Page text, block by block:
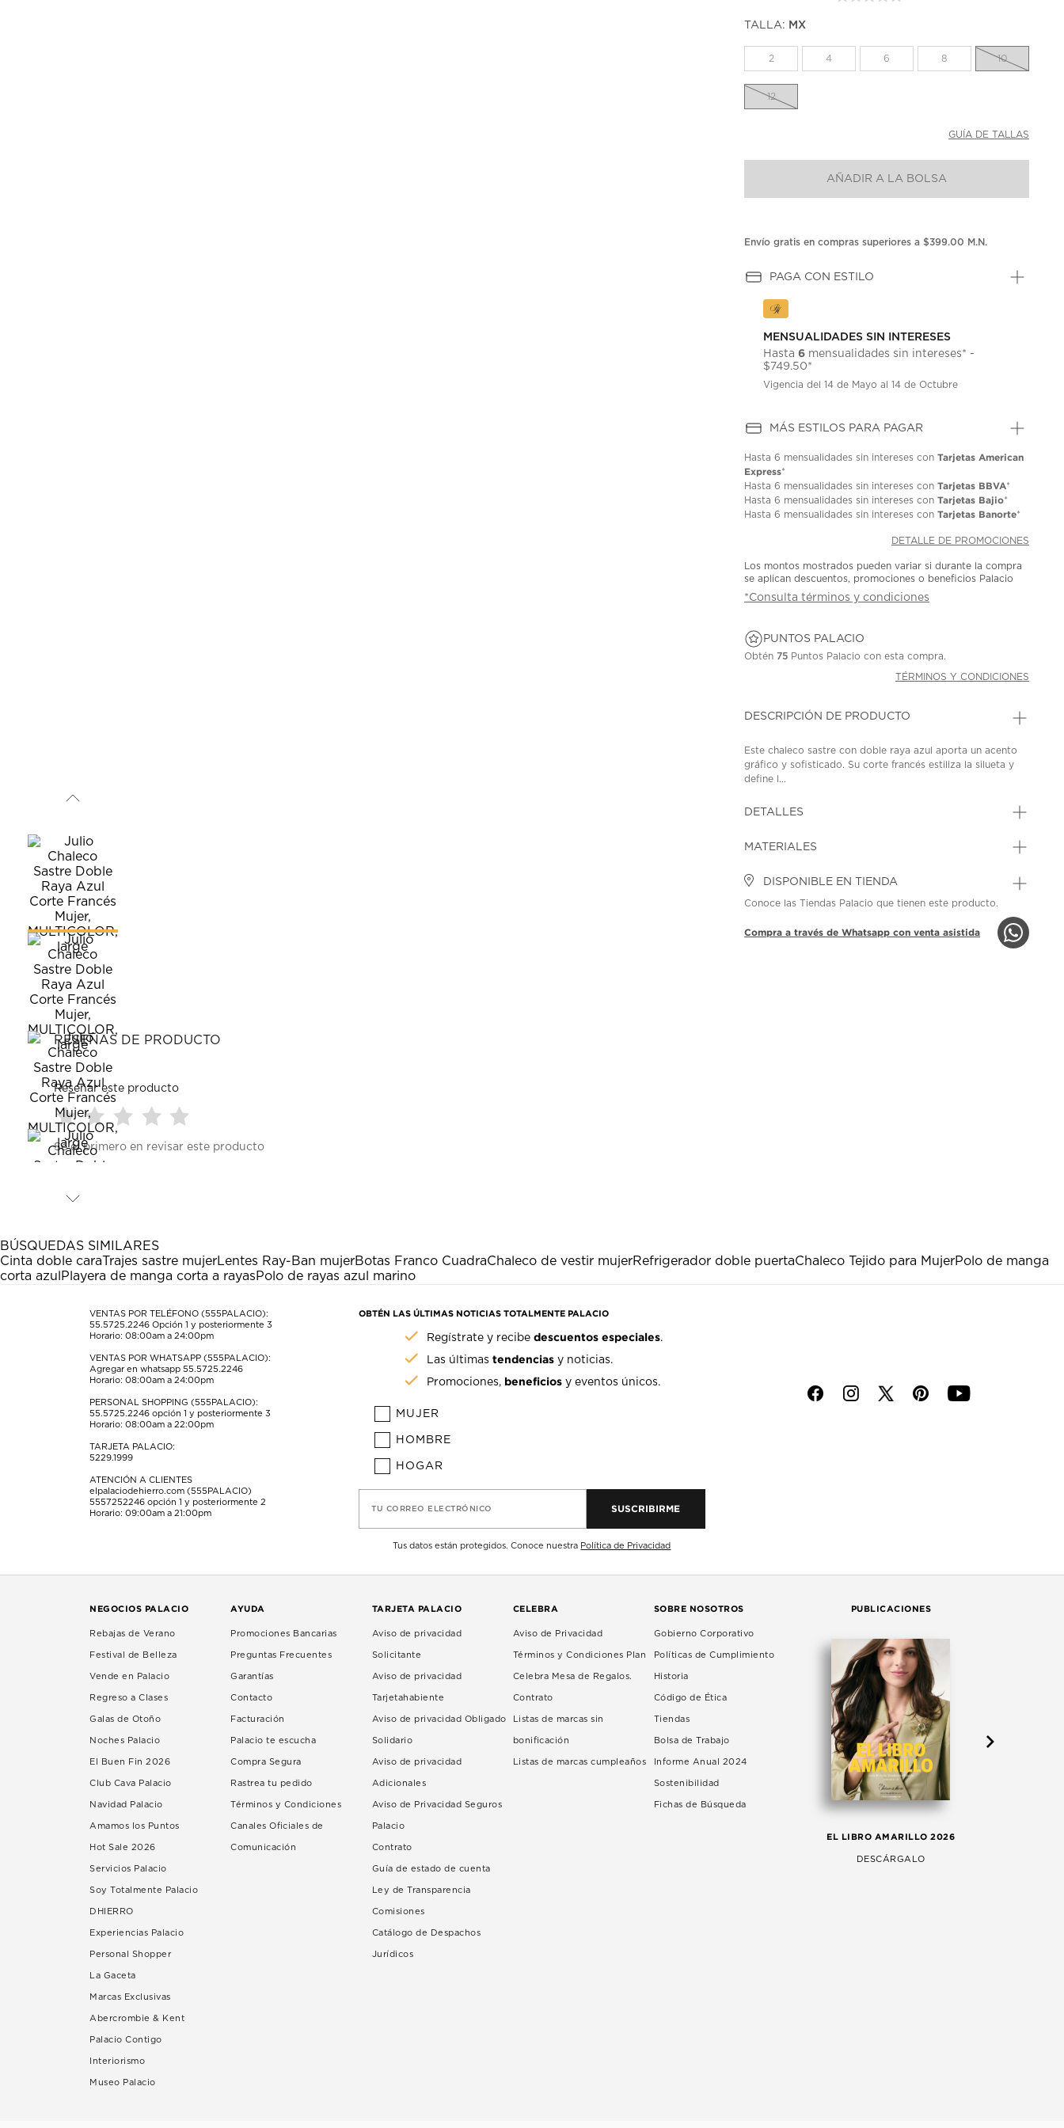
misma
TALLA: MX
2 4 6 8 10
12
GUÍA DE TALLAS
AÑADIR A LA BOLSA
Envío gratis en compras superiores a $399.00 M.N.
PAGA CON ESTILO
MENSUALIDADES SIN INTERESES
Hasta6 mensualidades sin intereses* -
$749.50*
Vigencia del 14 de Mayo al 14 de Octubre
MÁS ESTILOS PARA PAGAR
Hasta6 mensualidades sin intereses conTarjetas American
Express*
Hasta6 mensualidades sin intereses conTarjetas BBVA*
Hasta6 mensualidades sin intereses conTarjetas Bajio*
Hasta6 mensualidades sin intereses conTarjetas Banorte*
DETALLE DE PROMOCIONES
Los montos mostrados pueden variar si durante la compra
se aplican descuentos, promociones o beneficios Palacio
*Consulta términos y condiciones
PUNTOS PALACIO
Obtén75 Puntos Palacio con esta compra.
TÉRMINOS Y CONDICIONES
DESCRIPCIÓN DE PRODUCTO
Este chaleco sastre con doble raya azul aporta un acento
gráfico y sofisticado. Su corte francés estiliza la silueta y
define l...
DETALLES
MATERIALES
DISPONIBLE EN TIENDA
Conoce las Tiendas Palacio que tienen este producto.
Compra a través de Whatsapp con venta asistida
RESEÑAS DE PRODUCTO
Reseñar este producto
Seleccionar
para
calificar
artículo
estrella
Esta
acción
abrirá
formulario
Seleccionar
para
calificar
estrellas.
Esta
acción
abrirá
formulario
de
Seleccionar
para
estrellas.
Esta
acción
abrirá
formulario
de
para
estrellas.
Esta
acción
abrirá
formulario
de
para
acción
abrirá
formulario
de
envío.
Sé el primero en revisar este producto
BÚSQUEDAS SIMILARES
Cinta doble caraTrajes sastre mujerLentes Ray-Ban mujerBotas Franco CuadraChaleco de vestir mujerRefrigerador doble puertaChaleco Tejido para MujerPolo de manga
corta azul Playera de manga corta a rayasPolo de rayas azul marino
VENTAS POR TELÉFONO (555PALACIO):
55.5725.2246 Opción 1 y posteriormente 3
Horario: 08:00am a 24:00pm
VENTAS POR WHATSAPP (555PALACIO):
Agregar en whatsapp 55.5725.2246
Horario: 08:00am a 24:00pm
PERSONAL SHOPPING (555PALACIO):
55.5725.2246 opción 1 y posteriormente 3
Horario: 08:00am a 22:00pm
TARJETA PALACIO:
5229.1999
ATENCIÓN A CLIENTES
elpalaciodehierro.com (555PALACIO)
5557252246 opción 1 y posteriormente 2
Horario: 09:00am a 21:00pm
OBTÉN LAS ÚLTIMAS NOTICIAS TOTALMENTE PALACIO
Regístrate y recibedescuentos especiales.
Las últimastendencias y noticias.
Promociones, beneficios y eventos únicos.
MUJER
HOMBRE
HOGAR
TU CORREO ELECTRÓNICO SUSCRIBIRME
Tus datos están protegidos. Conoce nuestra Política de Privacidad
f i p y
NEGOCIOS PALACIO
Rebajas de Verano
Festival de Belleza
Vende en Palacio
Regreso a Clases
Galas de Otoño
Noches Palacio
El Buen Fin 2026
Club Cava Palacio
Navidad Palacio
Amamos los Puntos
Hot Sale 2026
Servicios Palacio
Soy Totalmente Palacio
DHIERRO
Experiencias Palacio
Personal Shopper
La Gaceta
Marcas Exclusivas
Abercrombie & Kent
Palacio Contigo
Interiorismo
Museo Palacio
AYUDA
Promociones Bancarias
Preguntas Frecuentes
Garantías
Contacto
Facturación
Palacio te escucha
Compra Segura
Rastrea tu pedido
Términos y Condiciones
Canales Oficiales de
Comunicación
TARJETA PALACIO
Aviso de privacidad
Solicitante
Aviso de privacidad
Tarjetahabiente
Aviso de privacidad Obligado
Solidario
Aviso de privacidad
Adicionales
Aviso de Privacidad Seguros
Palacio
Contrato
Guía de estado de cuenta
Ley de Transparencia
Comisiones
Catálogo de Despachos
Jurídicos
CELEBRA
Aviso de Privacidad
Términos y Condiciones Plan
Celebra Mesa de Regalos.
Contrato
Listas de marcas sin
bonificación
Listas de marcas cumpleaños
SOBRE NOSOTROS
Gobierno Corporativo
Políticas de Cumplimiento
Historia
Código de Ética
Tiendas
Bolsa de Trabajo
Informe Anual 2024
Sostenibilidad
Fichas de Búsqueda
PUBLICACIONES
EL LIBRO AMARILLO 2026
DESCÁRGALO